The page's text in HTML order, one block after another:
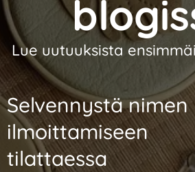
Lue uutuuksista
Selvennystä nimen
ilmoittamiseen
tilattaessa